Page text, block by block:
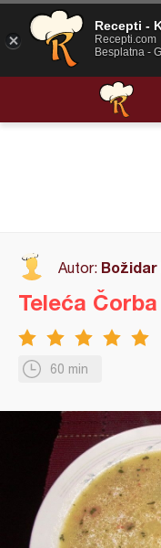
Autor: Božidar
60 min
Teleća Čorba
Recepti -
Recepti.com
Besplatna -